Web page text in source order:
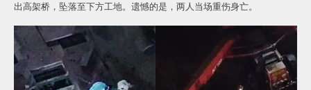
出高架桥，坠落至下方工地。遗憾的是，两人当场重伤身亡。